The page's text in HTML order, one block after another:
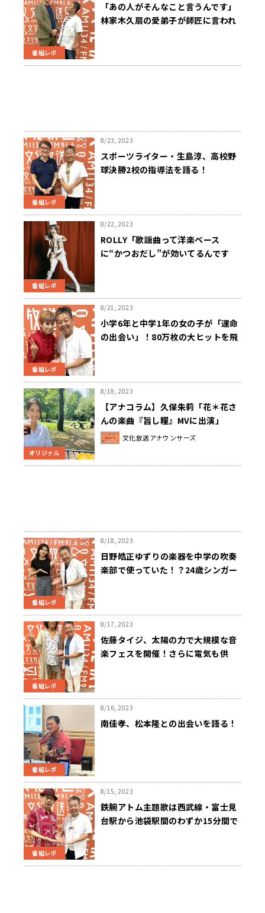
番組レポ
「あの人がそんなこと言うんです」
林家木久扇の愛弟子が師匠に言われ
番組レポ
8/23, 2023
スポーツライター・生島淳、高校野
球決勝2校の指導法を語る！
番組レポ
8/22, 2023
ROLLY「歌謡曲って洋楽ベース
に“かつおだし”が効いてるんです
番組レポ
8/21, 2023
小学6年と中学1年の女の子が「運命
の出会い」！80万枚の大ヒットを飛
オリジナル
8/18, 2023
【アナコラム】久保朱莉「花＊花さ
んの楽曲『旨し糧』MVに出演」
文化放送アナウンサーズ
番組レポ
8/18, 2023
日野皓正ゆずりの楽器を中学の吹奏
楽部で使っていた！？24歳シンガー
番組レポ
8/17, 2023
佐藤タイジ、太陽の力で大規模な音
楽フェスを開催！さらに電気も供
番組レポ
8/16, 2023
南佳孝、松本隆との出会いを語る！
番組レポ
8/15, 2023
鉄腕アトム主題歌は西武線・富士見
台駅から池袋駅間のわずか15分間で